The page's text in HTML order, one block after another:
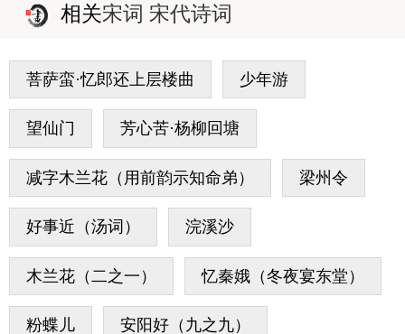
相关宋词 宋代诗词
菩萨蛮·忆郎还上层楼曲 少年游
望仙门 芳心苦·杨柳回塘
减字木兰花（用前韵示知命弟） 梁州令
好事近（汤词） 浣溪沙
木兰花（二之一） 忆秦娥（冬夜宴东堂）
粉蝶儿 安阳好（九之九）